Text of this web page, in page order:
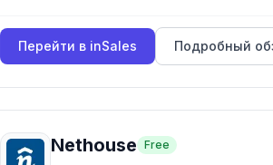
Перейти в inSales Подробный
Nethouse Free